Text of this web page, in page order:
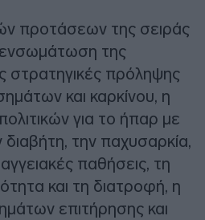
προτάσεων της σειράς
ενσωμάτωση της
στρατηγικές πρόληψης
και καρκίνου, η
για το ήπαρ με
διαβήτη, την παχυσαρκία,
παθήσεις, τη
και τη διατροφή, η
επιτήρησης και